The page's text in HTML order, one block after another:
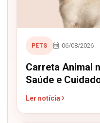
PETS 06/08/2026
Carreta Animal
Saúde e
Ler notícia